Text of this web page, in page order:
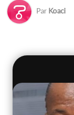
Par Koaci